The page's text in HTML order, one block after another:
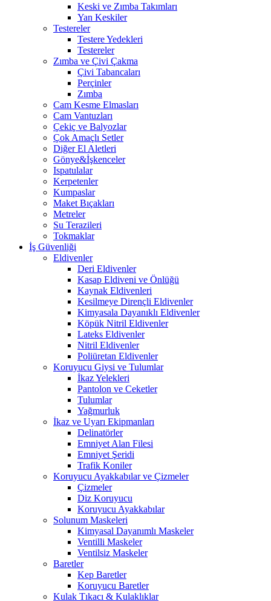
Keski ve Zımba Takımları
Yan Keskiler
Testereler
Testere Yedekleri
Testereler
Zımba ve Çivi Çakma
Çivi Tabancaları
Perçinler
Zımba
Cam Kesme Elmasları
Cam Vantuzları
Çekiç ve Balyozlar
Çok Amaçlı Setler
Diğer El Aletleri
Gönye&İşkenceler
Ispatulalar
Kerpetenler
Kumpaslar
Maket Bıçakları
Metreler
Su Terazileri
Tokmaklar
İş Güvenliği
Eldivenler
Deri Eldivenler
Kasap Eldiveni ve Önlüğü
Kaynak Eldivenleri
Kesilmeye Dirençli Eldivenler
Kimyasala Dayanıklı Eldivenler
Köpük Nitril Eldivenler
Lateks Eldivenler
Nitril Eldivenler
Poliüretan Eldivenler
Koruyucu Giysi ve Tulumlar
İkaz Yelekleri
Pantolon ve Ceketler
Tulumlar
Yağmurluk
İkaz ve Uyarı Ekipmanları
Delinatörler
Emniyet Alan Filesi
Emniyet Şeridi
Trafik Koniler
Koruyucu Ayakkabılar ve Çizmeler
Çizmeler
Diz Koruyucu
Koruyucu Ayakkabılar
Solunum Maskeleri
Kimyasal Dayanımlı Maskeler
Ventilli Maskeler
Ventilsiz Maskeler
Baretler
Kep Baretler
Koruyucu Baretler
Kulak Tıkacı & Kulaklıklar